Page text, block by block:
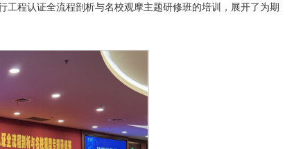
工程认证全流程剖析与名校观摩主题研修班的培训，展开了为期